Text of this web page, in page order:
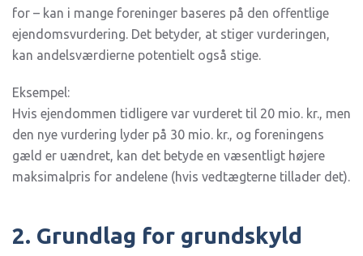
for – kan i mange foreninger baseres på den offentlige
ejendomsvurdering. Det betyder, at stiger vurderingen,
kan andelsværdierne potentielt også stige.
Eksempel:
Hvis ejendommen tidligere var vurderet til 20 mio. kr., men
den nye vurdering lyder på 30 mio. kr., og foreningens
gæld er uændret, kan det betyde en væsentligt højere
maksimalpris for andelene (hvis vedtægterne tillader det).
2. Grundlag for grundskyld